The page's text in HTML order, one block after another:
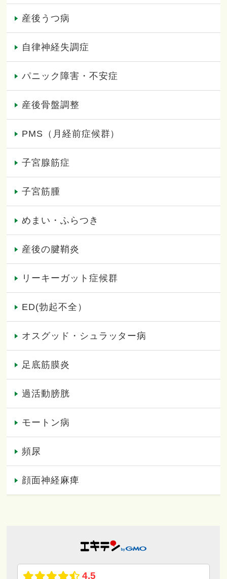
産後うつ病
自律神経失調症
パニック障害・不安症
産後骨盤調整
PMS（月経前症候群）
子宮腺筋症
子宮筋腫
めまい・ふらつき
産後の腱鞘炎
リーキーガット症候群
ED(勃起不全）
オスグッド・シュラッター病
足底筋膜炎
過活動膀胱
モートン病
頻尿
顔面神経麻痺